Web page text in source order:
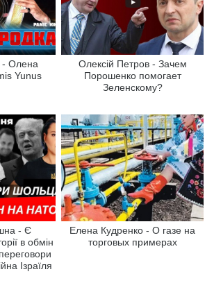
- Олена
Yunus
Олексій Петров - Зачем
Порошенко помогает
Зеленскому?
- Є
в обмін
Ізраїля
Елена Кудренко - О газе на
торговых примерах